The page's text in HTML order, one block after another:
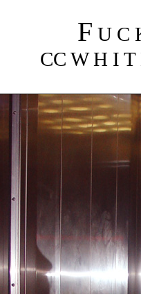
F U C
CC W H I T